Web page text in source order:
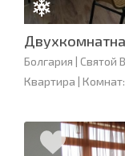
Болгария | Святой
Квартира | Комнат: